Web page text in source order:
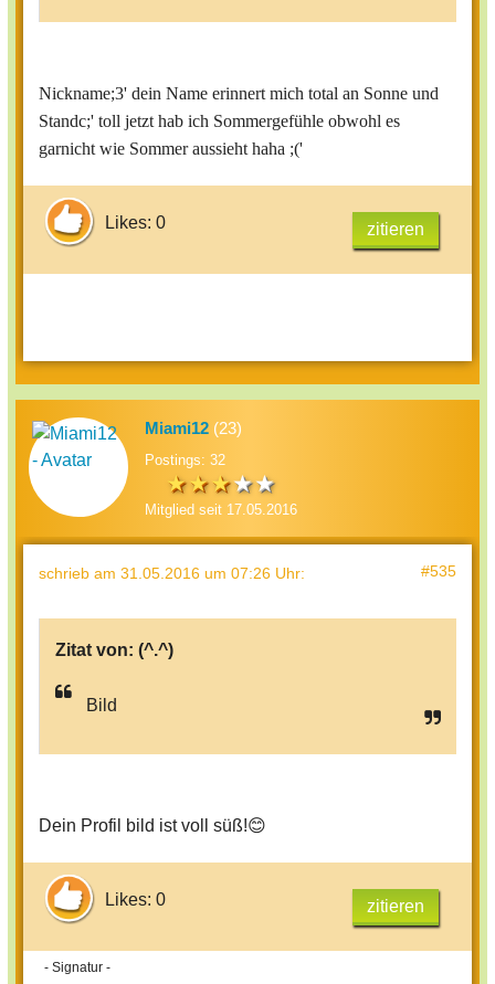
Nickname;3' dein Name erinnert mich total an Sonne und
Standc;' toll jetzt hab ich Sommergefühle obwohl es
garnicht wie Sommer aussieht haha ;('
Likes: 0 zitieren
Miami12 (23)
Postings: 32
Mitglied seit 17.05.2016
schrieb am 31.05.2016 um 07:26 Uhr: #535
Zitat von: (^.^)
Bild
Dein Profil bild ist voll süß!😊
Likes: 0 zitieren
- Signatur -